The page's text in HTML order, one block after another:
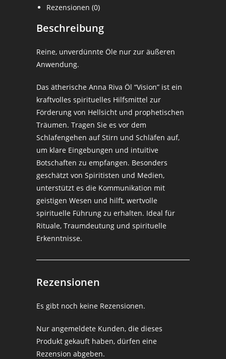
Rezensionen (0)
Beschreibung
Reine, unverdünnte Öle nur zur äußeren
Anwendung.
Das ätherische Anna Riva Öl “Vision” ist ein
kraftvolles spirituelles Hilfsmittel zur
Förderung von Hellsicht und prophetischen
Träumen. Tragen Sie es vor dem
Schlafengehen auf Stirn und Schläfen auf,
um klare Eingebungen und intuitive
Botschaften zu empfangen. Besonders
geschätzt von Spiritisten und Medien,
unterstützt es die Kommunikation mit
geistigen Wesen und hilft, wertvolle
spirituelle Führung zu erhalten. Ideal für
Rituale, Traumdeutung und spirituelle
Erkenntnisse.
Rezensionen
Es gibt noch keine Rezensionen.
Nur angemeldete Kunden, die dieses
Produkt gekauft haben, dürfen eine
Rezension abgeben.